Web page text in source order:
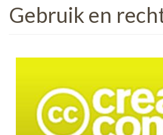
Gebruik en